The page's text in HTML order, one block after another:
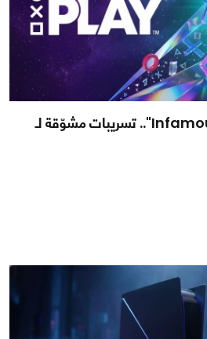
"جزء جديد من GoW وInfamous".. تسريبات مشوّقة لـ